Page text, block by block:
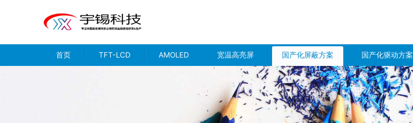
首页 TFT-LCD AMOLED 宽温高亮屏 国产化屏蔽方案 国产化驱动方案